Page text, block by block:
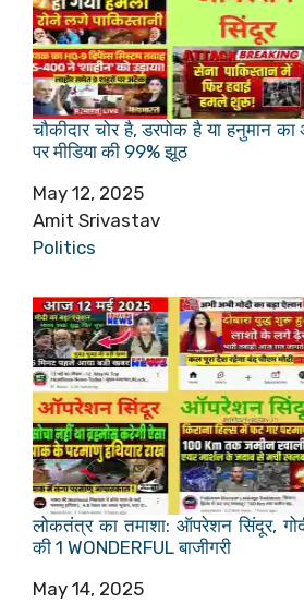
चौकीदार चोर है, डरपोक है या हनुमान
पर मीडिया की 99% झूठ
Date
May 12, 2025
Author
Amit Srivastav
In relation to
Politics
लोकतंत्र का तमाशा: ऑपरेशन सिंदूर,
की 1 WONDERFUL बाजीगरी
Date
May 14, 2025